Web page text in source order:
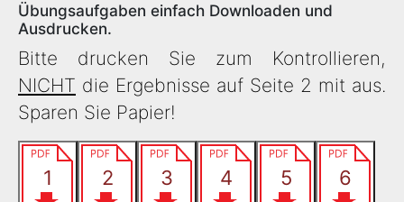
Übungsaufgaben einfach Downloaden und
Ausdrucken.
Bitte drucken Sie zum Kontrollieren,
NICHT die Ergebnisse auf Seite 2 mit aus.
Sparen Sie Papier!